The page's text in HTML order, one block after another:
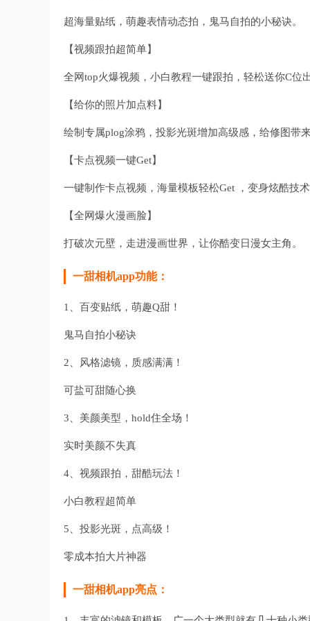
超海量贴纸，萌趣表情动态拍，鬼马自拍的小秘诀。
【视频跟拍超简单】
全网top火爆视频，小白教程一键跟拍，轻松送你C位出
【给你的照片加点料】
绘制专属plog涂鸦，投影光斑增加高级感，给修图带来
【卡点视频一键Get】
一键制作卡点视频，海量模板轻松Get ，变身炫酷技术
【全网爆火漫画脸】
打破次元壁，走进漫画世界，让你酷变日漫女主角。
一甜相机app功能：
1、百变贴纸，萌趣Q甜！
鬼马自拍小秘诀
2、风格滤镜，质感满满！
可盐可甜随心换
3、美颜美型，hold住全场！
实时美颜不失真
4、视频跟拍，甜酷玩法！
小白教程超简单
5、投影光斑，点高级！
零成本拍大片神器
一甜相机app亮点：